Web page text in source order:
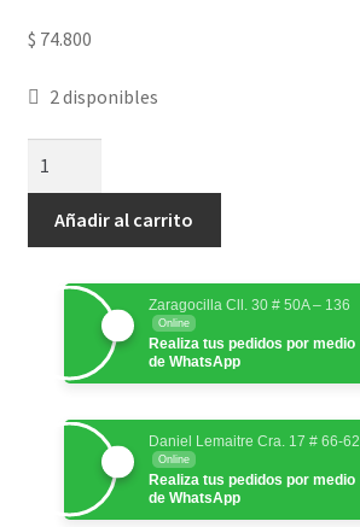
$ 74.800
2 disponibles
Añadir al carrito
Zaragocilla Cll. 30 # 50A – 136
Online
Realiza tus pedidos por medio
de WhatsApp
Daniel Lemaitre Cra. 17 # 66-62
Online
Realiza tus pedidos por medio
de WhatsApp